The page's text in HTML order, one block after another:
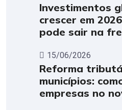
Investimentos
crescer em
pode sair na
15/06/2026
Reforma
municípios:
empresas no